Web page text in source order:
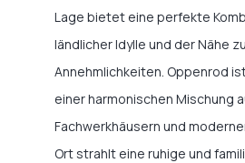
Lage bietet eine perfekte
ländlicher Idylle und der Nähe
Annehmlichkeiten. Oppenrod
einer harmonischen Mischung
Fachwerkhäusern und
Ort strahlt eine ruhige und